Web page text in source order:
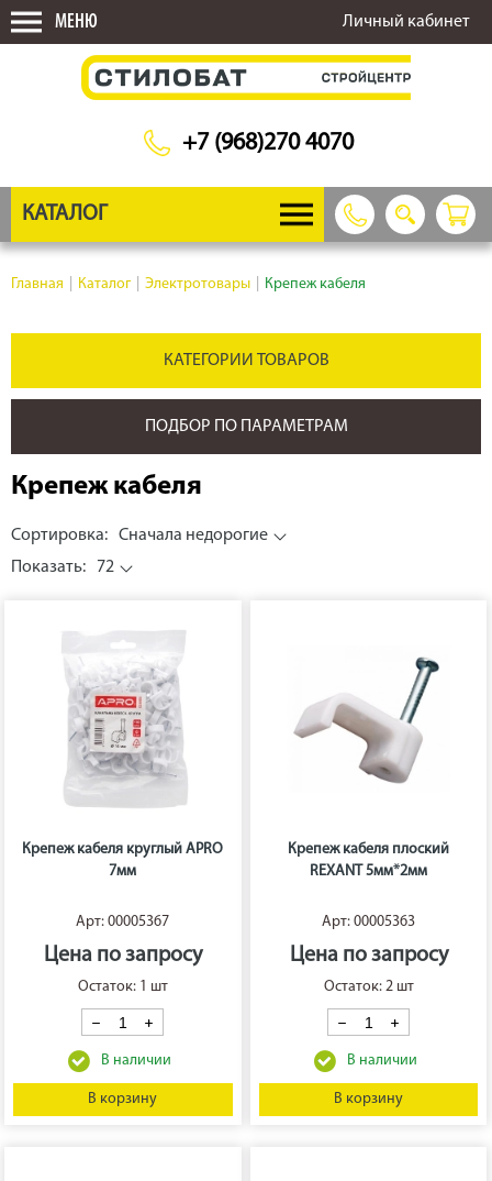
МЕНЮ Личный кабинет
+7 (968)270 4070
КАТАЛОГ
Главная Каталог Электротовары Крепеж кабеля
КАТЕГОРИИ ТОВАРОВ
Крепеж кабеля
Сортировка:
Сначала недорогие
Показать:
72
Крепеж кабеля круглый APRO
7мм
Арт: 00005367
Цена по запросу
Остаток: 1 шт
В корзину
Крепеж кабеля плоский
REXANT 5мм*2мм
Арт: 00005363
Цена по запросу
Остаток: 2 шт
В корзину
ПОДБОР ПО ПАРАМЕТРАМ